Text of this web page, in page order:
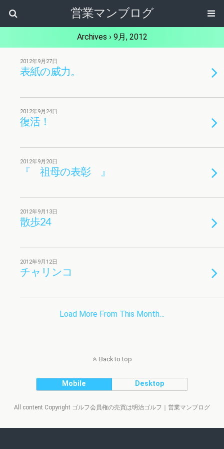
営業マンブログ
Archives › 9月, 2012
2012年9月27日
表紙の威力。
2012年9月24日
復活！
2012年9月20日
『 祖母の表彰 』
2012年9月13日
散歩24
2012年9月12日
チャリンコ
Load More From This Month…
Back to top
Mobile Desktop
All content Copyright ゴルフ会員権の売買は明治ゴルフ｜営業マンブログ